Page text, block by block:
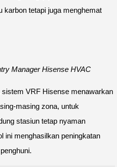
karbon tetapi juga menghemat
Manager Hisense HVAC
sistem VRF Hisense menawarkan
masing zona, untuk
stasiun tetap nyaman
ini menghasilkan peningkatan